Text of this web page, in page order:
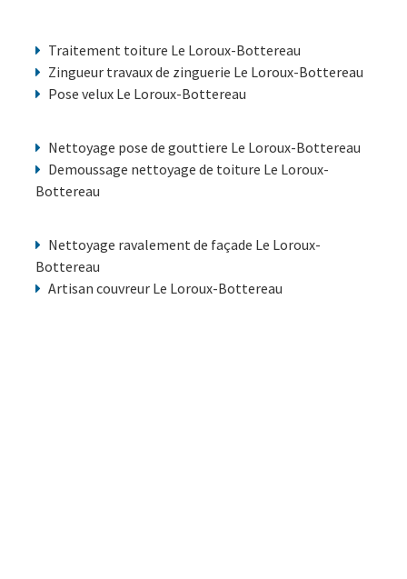
Traitement toiture Le Loroux-Bottereau
Zingueur travaux de zinguerie Le Loroux-Bottereau
Pose velux Le Loroux-Bottereau
Nettoyage pose de gouttiere Le Loroux-Bottereau
Demoussage nettoyage de toiture Le Loroux-
Bottereau
Nettoyage ravalement de façade Le Loroux-
Bottereau
Artisan couvreur Le Loroux-Bottereau